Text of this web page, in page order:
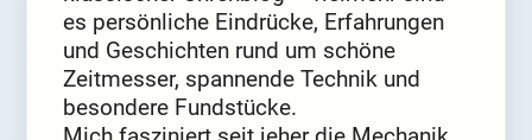
es persönliche Eindrücke, Erfahrungen
und Geschichten rund um schöne
Zeitmesser, spannende Technik und
besondere Fundstücke.